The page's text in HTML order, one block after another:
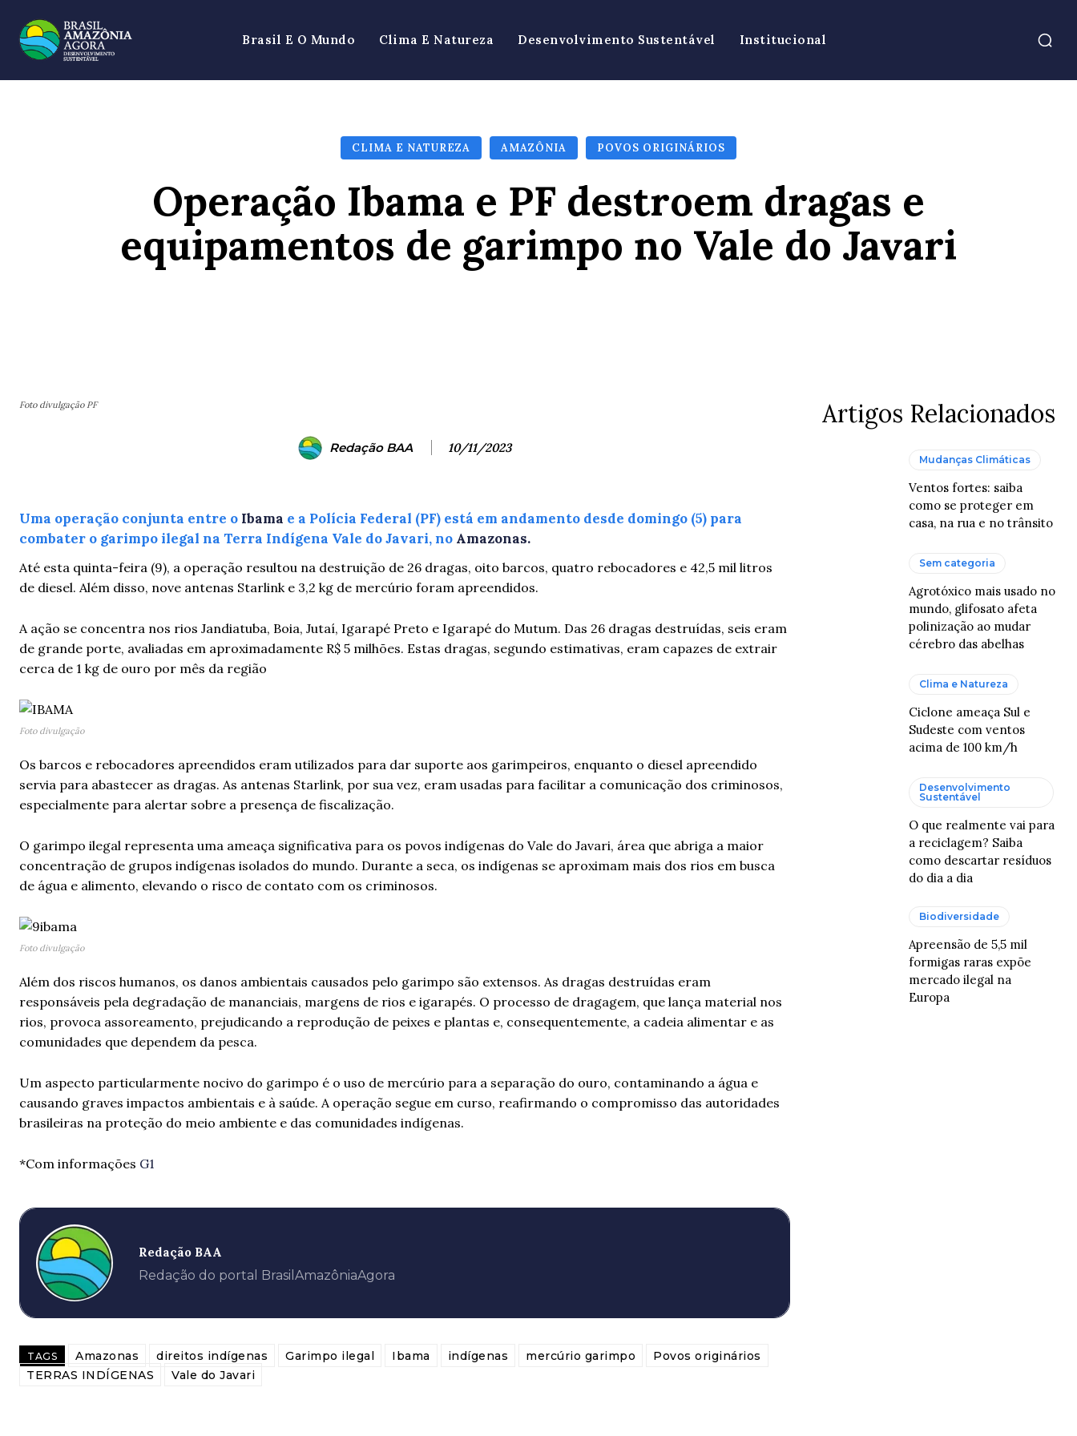
Brasil E O Mundo Clima E Natureza Desenvolvimento Sustentável Institucional
CLIMA E NATUREZA AMAZÔNIA POVOS ORIGINÁRIOS
Operação Ibama e PF destroem dragas e
equipamentos de garimpo no Vale do Javari
Foto divulgação PF
Redação BAA 10/11/2023
Uma operação conjunta entre o Ibama e a Polícia Federal (PF) está em andamento desde domingo (5) para
combater o garimpo ilegal na Terra Indígena Vale do Javari, no Amazonas.
Até esta quinta-feira (9), a operação resultou na destruição de 26 dragas, oito barcos, quatro rebocadores e 42,5 mil litros
de diesel. Além disso, nove antenas Starlink e 3,2 kg de mercúrio foram apreendidos.
A ação se concentra nos rios Jandiatuba, Boia, Jutaí, Igarapé Preto e Igarapé do Mutum. Das 26 dragas destruídas, seis eram
de grande porte, avaliadas em aproximadamente R$ 5 milhões. Estas dragas, segundo estimativas, eram capazes de extrair
cerca de 1 kg de ouro por mês da região
Foto divulgação
Os barcos e rebocadores apreendidos eram utilizados para dar suporte aos garimpeiros, enquanto o diesel apreendido
servia para abastecer as dragas. As antenas Starlink, por sua vez, eram usadas para facilitar a comunicação dos criminosos,
especialmente para alertar sobre a presença de fiscalização.
O garimpo ilegal representa uma ameaça significativa para os povos indígenas do Vale do Javari, área que abriga a maior
concentração de grupos indígenas isolados do mundo. Durante a seca, os indígenas se aproximam mais dos rios em busca
de água e alimento, elevando o risco de contato com os criminosos.
Foto divulgação
Além dos riscos humanos, os danos ambientais causados pelo garimpo são extensos. As dragas destruídas eram
responsáveis pela degradação de mananciais, margens de rios e igarapés. O processo de dragagem, que lança material nos
rios, provoca assoreamento, prejudicando a reprodução de peixes e plantas e, consequentemente, a cadeia alimentar e as
comunidades que dependem da pesca.
Um aspecto particularmente nocivo do garimpo é o uso de mercúrio para a separação do ouro, contaminando a água e
causando graves impactos ambientais e à saúde. A operação segue em curso, reafirmando o compromisso das autoridades
brasileiras na proteção do meio ambiente e das comunidades indígenas.
*Com informações G1
Redação BAA
Redação do portal BrasilAmazôniaAgora
TAGS Amazonas direitos indígenas Garimpo ilegal Ibama indígenas mercúrio garimpo
Povos originários
TERRAS INDÍGENAS
Vale do Javari
Artigos Relacionados
Mudanças Climáticas
Ventos fortes: saiba
como se proteger em
casa, na rua e no trânsito
Sem categoria
Agrotóxico mais usado no
mundo, glifosato afeta
polinização ao mudar
cérebro das abelhas
Clima e Natureza
Ciclone ameaça Sul e
Sudeste com ventos
acima de 100 km/h
Desenvolvimento
Sustentável
O que realmente vai para
a reciclagem? Saiba
como descartar resíduos
do dia a dia
Biodiversidade
Apreensão de 5,5 mil
formigas raras expõe
mercado ilegal na
Europa